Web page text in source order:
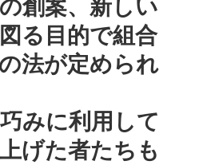
る目的で組合
法が定められ
みに利用して
げた者たちも